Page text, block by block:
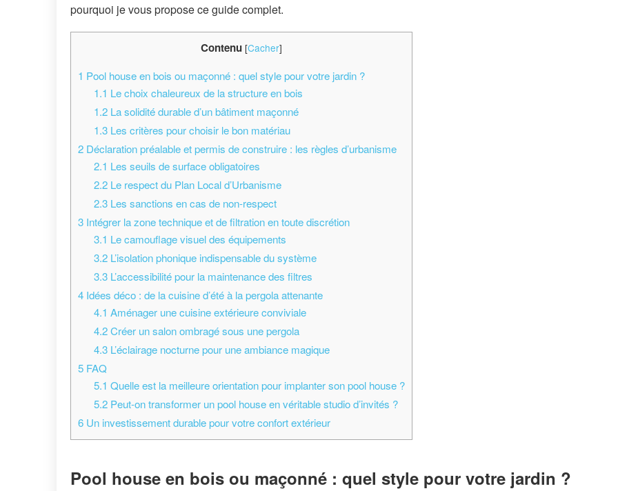
pourquoi je vous propose ce guide complet.
Contenu [Cacher]
1 Pool house en bois ou maçonné : quel style pour votre jardin ?
1.1 Le choix chaleureux de la structure en bois
1.2La solidité durable d’un bâtiment maçonné
1.3Les critères pour choisir le bon matériau
2 Déclaration préalable et permis de construire : les règles d’urbanisme
2.1 Les seuils de surface obligatoires
2.2Le respect du Plan Local d’Urbanisme
2.3Les sanctions en cas de non-respect
3 Intégrer la zone technique et de filtration en toute discrétion
3.1 Le camouflage visuel des équipements
3.2L’isolation phonique indispensable du système
3.3L’accessibilité pour la maintenance des filtres
4 Idées déco : de la cuisine d’été à la pergola attenante
4.1 Aménager une cuisine extérieure conviviale
4.2Créer un salon ombragé sous une pergola
4.3L’éclairage nocturne pour une ambiance magique
5 FAQ
5.1 Quelle est la meilleure orientation pour implanter son pool house ?
5.2Peut-on transformer un pool house en véritable studio d’invités ?
6 Un investissement durable pour votre confort extérieur
Pool house en bois ou maçonné : quel style pour votre jardin ?